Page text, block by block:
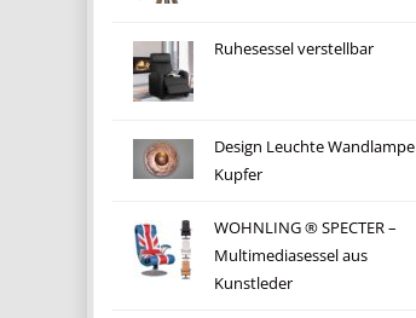
Ruhesessel verstellbar
Design Leuchte Wandlampe
Kupfer
WOHNLING ® SPECTER –
Multimediasessel aus
Kunstleder